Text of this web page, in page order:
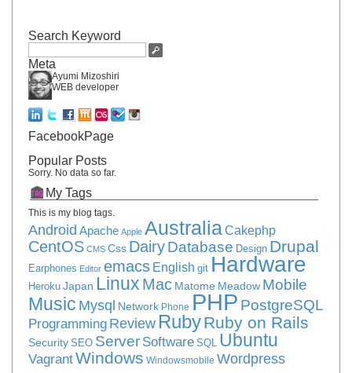
Search Keyword
Meta
Ayumi Mizoshiri
WEB developer
FacebookPage
Popular Posts
Sorry. No data so far.
My Tags
This is my blog tags.
Android Apache Apple AustraliaCakephp
CentOS CMS Css DairyDatabase Design Drupal
Earphones Editor emacs English git Hardware
Heroku Japan Linux Mac Matome Meadow Mobile
Music Mysql Network Phone PHP PostgreSQL
Programming Review RubyRuby on Rails
Security SEO Server Software SQL Ubuntu
VagrantWindows Windowsmobile Wordpress